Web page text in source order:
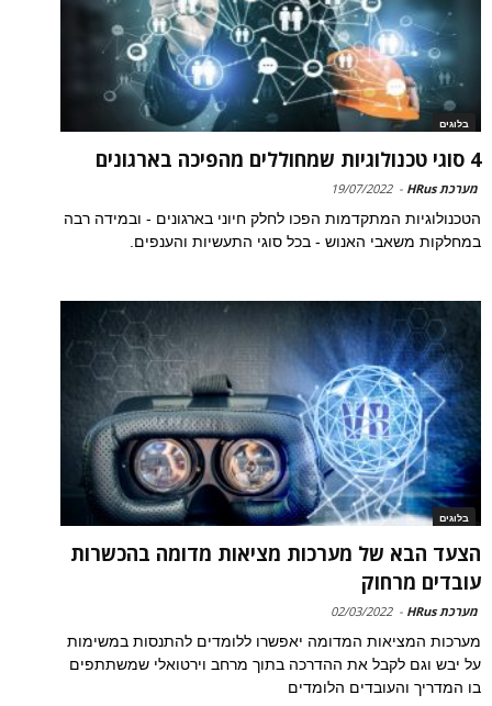
בלוגים
4 סוגי טכנולוגיות שמחוללים מהפיכה בארגונים
מערכת HRus -
19/07/2022
הטכנולוגיות המתקדמות הפכו לחלק חיוני בארגונים - ובמידה רבה
במחלקות משאבי האנוש - בכל סוגי התעשיות והענפים.
בלוגים
הצעד הבא של מערכות מציאות מדומה בהכשרות
עובדים מרחוק
מערכת HRus -
02/03/2022
מערכות המציאות המדומה יאפשרו ללומדים להתנסות במשימות
על יבש וגם לקבל את ההדרכה בתוך מרחב וירטואלי שמשתתפים
בו המדריך והעובדים הלומדים